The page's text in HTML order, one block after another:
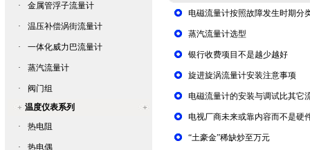
· 金属管浮子流量计
· 温压补偿涡街流量计
· 一体化威力巴流量计
· 蒸汽流量计
·
阀门组
温度仪表系列
·
热电阻
· 热电偶
电磁流量计按照故障发生时期分
蒸汽流量计选型
银行收费项目不是越少越好
旋进旋涡流量计安装注意事项
电磁流量计的安装与调试比其它
电视厂商未来或靠内容而不是硬
“土豪金”稀缺炒至万元